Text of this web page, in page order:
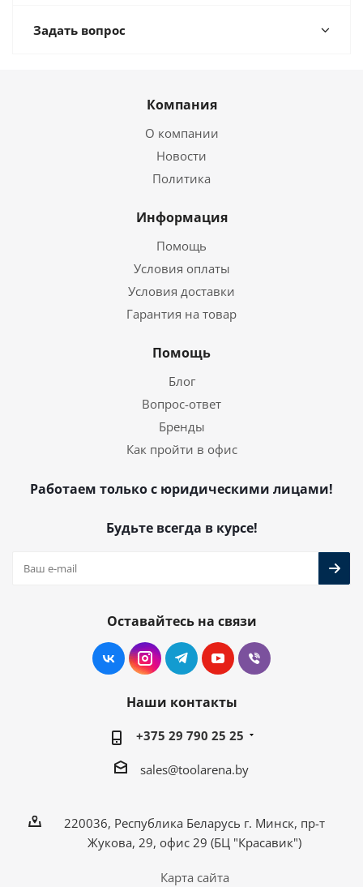
Задать вопрос
Компания
О компании
Новости
Политика
Информация
Помощь
Условия оплаты
Условия доставки
Гарантия на товар
Помощь
Блог
Вопрос-ответ
Бренды
Как пройти в офис
Работаем только с юридическими лицами!
Будьте всегда в курсе!
Оставайтесь на связи
Наши контакты
+375 29 790 25 25
sales@toolarena.by
220036, Республика Беларусь г. Минск, пр-т
Жукова, 29, офис 29 (БЦ "Красавик")
Карта сайта